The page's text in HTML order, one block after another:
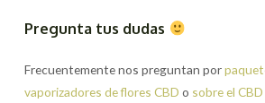
Pregunta tus dudas
Frecuentemente nos preguntan por
vaporizadores de flores CBD o sobre el